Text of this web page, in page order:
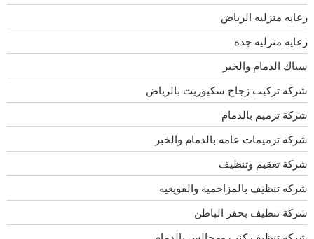
رعايه منزليه الرياض
رعايه منزليه جده
سباك الدمام والخبر
شركة تركيب زجاج سكيوريت بالرياض
شركة ترميم بالدمام
شركة ترميمات عامه بالدمام والخبر
شركة تعقيم وتنظيف
شركة تنظيف بالمزاحمية والقويعية
شركة تنظيف بحفر الباطن